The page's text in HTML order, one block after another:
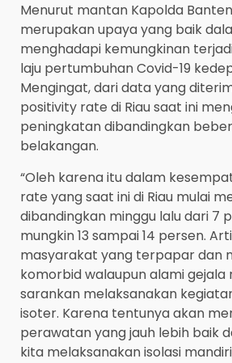
Menurut mantan Kapolda
merupakan upaya yang baik
menghadapi kemungkinan
laju pertumbuhan Covid-19
Mengingat, dari data yang
positivity rate di Riau saat ini
peningkatan dibandingkan
belakangan.
“Oleh karena itu dalam
rate yang saat ini di Riau mulai
dibandingkan minggu lalu dari 7
mungkin 13 sampai 14 persen.
masyarakat yang terpapar dan
komorbid walaupun alami gejala
sarankan melaksanakan
isoter. Karena tentunya akan
perawatan yang jauh lebih baik
kita melaksanakan isolasi